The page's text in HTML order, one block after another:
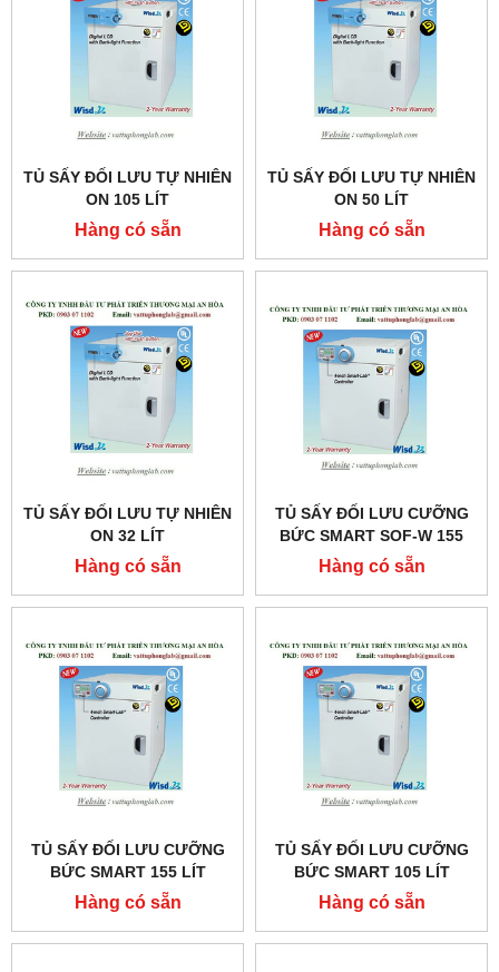
TỦ SẤY ĐỐI LƯU TỰ NHIÊN
ON 105 LÍT
MODEL:THERMOSTABLE
ON-105
Hàng có sẵn
TỦ SẤY ĐỐI LƯU TỰ NHIÊN
ON 50 LÍT
MODEL:THERMOSTABLE
ON-50
Hàng có sẵn
TỦ SẤY ĐỐI LƯU TỰ NHIÊN
ON 32 LÍT
MODEL:THERMOSTABLE
ON-32
Hàng có sẵn
TỦ SẤY ĐỐI LƯU CƯỠNG
BỨC SMART SOF-W 155
LÍT
MODEL:THERMOSTABLE
SOF-W155
Hàng có sẵn
TỦ SẤY ĐỐI LƯU CƯỠNG
BỨC SMART 155 LÍT
MODEL:THERMOSTABLE
SOF-155
Hàng có sẵn
TỦ SẤY ĐỐI LƯU CƯỠNG
BỨC SMART 105 LÍT
MODEL:THERMOSTABLE
SOF-105
Hàng có sẵn